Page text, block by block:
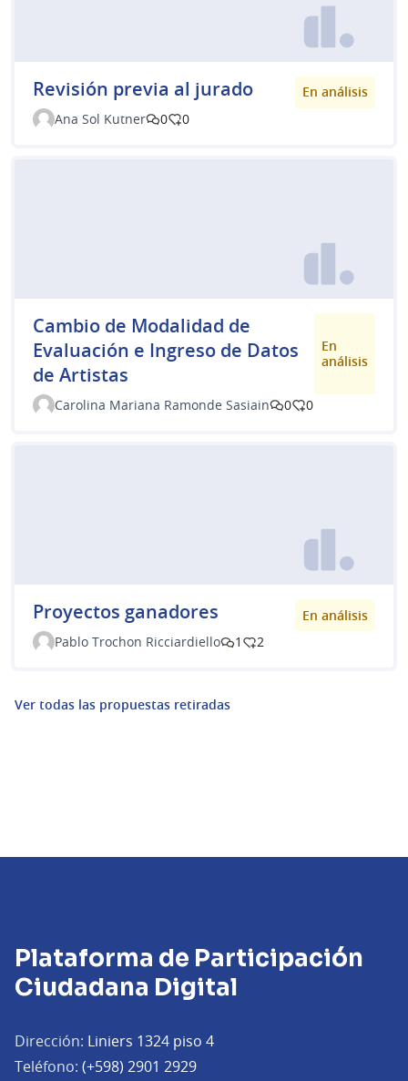
Revisión previa al jurado
En análisis
Ana Sol Kutner
0 0
Cambio de Modalidad de
Evaluación e Ingreso de Datos
de Artistas
En
análisis
Carolina Mariana Ramonde Sasiain 0 0
Proyectos ganadores
En análisis
Pablo Trochon Ricciardiello
1 2
Ver todas las propuestas retiradas
Plataforma de Participación
Ciudadana Digital
Dirección: Liniers 1324 piso 4
Teléfono: (+598) 2901 2929